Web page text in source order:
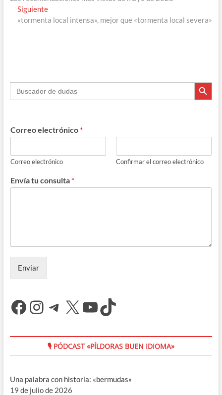
de
entradas
SiguienteEntrada
siguiente:
«tormenta local intensa», mejor que «tormenta local severa»
Buscar: Botón de
Correo electrónico *
Correo electrónico Confirmar el correo electrónico
Envía tu consulta *
Enviar
Facebook
Instagram
Telegram
X YouTube
TikTok
🎙 PÓDCAST «PÍLDORAS BUEN IDIOMA»
Una palabra con historia: «bermudas»
19 de julio de 2026